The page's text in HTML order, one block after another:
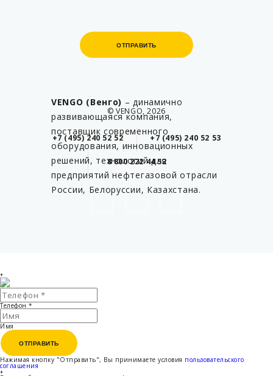
ОТПРАВИТЬ
ОТПРАВИТЬ
© VENGO, 2026
+7 (495) 240 52 52 +7 (495) 240 52 53
8 800 222 44 52
VENGO (Венго) – динамично
развивающаяся компания,
поставщик современного
оборудования, инновационных
решений, технологий для
предприятий нефтегазовой отрасли
России, Белоруссии, Казахстана.
+
Телефон *
Имя
ОТПРАВИТЬ
ОТПРАВИТЬ
Нажимая кнопку "Отправить", Вы принимаете условия пользовательского
соглашения
+